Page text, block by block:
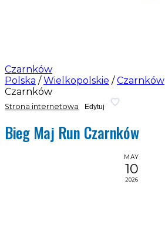
Czarnków
Polska / Wielkopolskie / Czarnków
Czarnków
Strona internetowa Edytuj
Bieg Maj Run Czarnków
MAY
10
2026